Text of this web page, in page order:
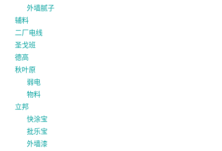
外墙腻子
辅料
二厂电线
圣戈班
德高
秋叶原
弱电
物料
立邦
快涂宝
批乐宝
外墙漆